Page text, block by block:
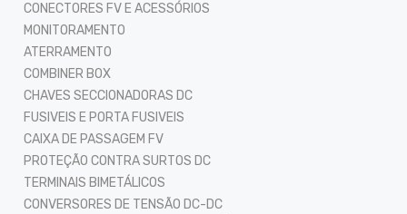
CONECTORES FV E ACESSÓRIOS
MONITORAMENTO
ATERRAMENTO
COMBINER BOX
CHAVES SECCIONADORAS DC
FUSIVEIS E PORTA FUSIVEIS
CAIXA DE PASSAGEM FV
PROTEÇÃO CONTRA SURTOS DC
TERMINAIS BIMETÁLICOS
CONVERSORES DE TENSÃO DC-DC